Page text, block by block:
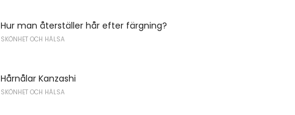
Hur man återställer hår efter färgning?
SKÖNHET OCH HÄLSA
Hårnålar Kanzashi
SKÖNHET OCH HÄLSA